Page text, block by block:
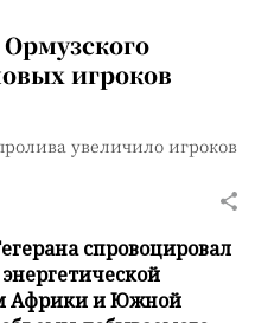
игроков
увеличило игроков
спровоцировал
Африки и Южной